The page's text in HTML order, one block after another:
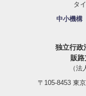
タ
中小機構
独立行政
販
（法
〒105-8453 東